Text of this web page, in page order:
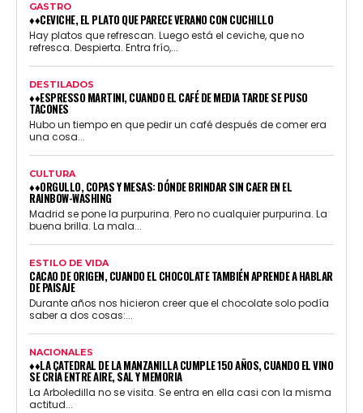
GASTRO
♦♦CEVICHE, EL PLATO QUE PARECE VERANO CON CUCHILLO
Hay platos que refrescan. Luego está el ceviche, que no
refresca. Despierta. Entra frío,...
DESTILADOS
♦♦ESPRESSO MARTINI, CUANDO EL CAFÉ DE MEDIA TARDE SE PUSO
TACONES
Hubo un tiempo en que pedir un café después de comer era
una cosa...
CULTURA
♦♦ORGULLO, COPAS Y MESAS: DÓNDE BRINDAR SIN CAER EN EL
RAINBOW-WASHING
Madrid se pone la purpurina. Pero no cualquier purpurina. La
buena brilla. La mala...
ESTILO DE VIDA
CACAO DE ORIGEN, CUANDO EL CHOCOLATE TAMBIÉN APRENDE A HABLAR
DE PAISAJE
Durante años nos hicieron creer que el chocolate solo podía
saber a dos cosas:...
NACIONALES
♦♦LA CATEDRAL DE LA MANZANILLA CUMPLE 150 AÑOS, CUANDO EL VINO
SE CRÍA ENTRE AIRE, SAL Y MEMORIA
La Arboledilla no se visita. Se entra en ella casi con la misma
actitud...